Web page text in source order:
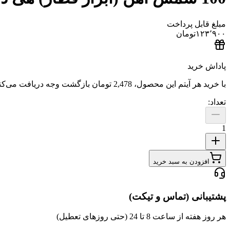
مبلغ قابل پرداخت
۱۲۳٬۹۰۰تومان
پاداش خرید
با خرید هر آیتم این محصول، 2,478 تومان بازگشت وجه دریافت
تعداد:
1
افزودن به سبد خرید
پشتیبانی (تماس و تیکت)
هر روز هفته از ساعت 8 تا 24 (حتی روزهای تعطیل)